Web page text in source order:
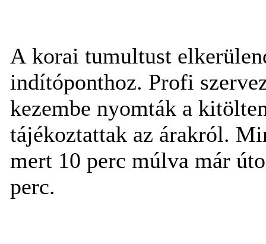
A korai tumultust
indítóponthoz. Profi
kezembe nyomták a
tájékoztattak az árakról.
mert 10 perc múlva már
perc.